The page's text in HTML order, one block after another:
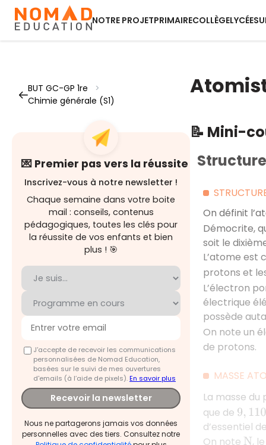
NOTRE PROJETPRIMAIRECOLLÈGELYCÉE
BUT GC-GP 1re
>
Chimie générale (S1)
💌 Premier pas vers la réussite
Inscrivez-vous à notre newsletter !
Chaque semaine dans votre boite
mail : conseils, contenus
pédagogiques, toutes les clés pour
la réussite de vos enfants et bien
plus ! 🎯
J'accepte de recevoir les communications
personnalisées de Nomad Education,
basées sur le suivi de mes ouvertures
d'emails (à l’aide de pixels).En savoir plus
Recevoir la newsletter
Nous ne partagerons jamais vos données
personnelles avec des tiers. Consultez notre
📝 Mini-
On définit
Démocrite,
soit le
L’atome est
protons et
L’électron
électrique
possède
On note un
de protons.
MASSE
La masse
que de 9,110⋅10
d’essentiel
On note
,